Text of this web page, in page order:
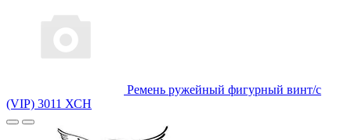
Ремень ружейный фигурный винт/с
(VIP) 3011 ХСН